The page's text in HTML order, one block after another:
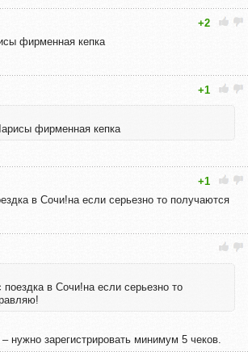
+2
фирменная кепка
+1
фирменная кепка
+1
в Сочи!на если серьезно то получаются
поездка в Сочи!на если серьезно то
нужно зарегистрировать минимум 5 чеков.